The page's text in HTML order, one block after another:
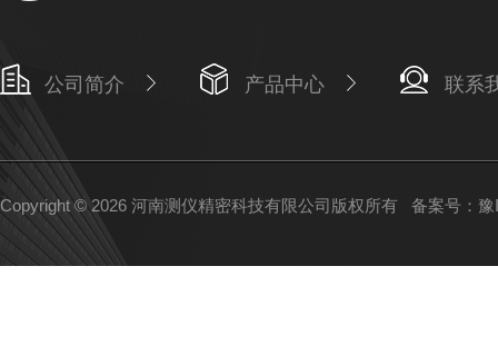
公司简介 产品中心 联系
Copyright © 2026 河南测仪精密科技有限公司版权所有 备案号：